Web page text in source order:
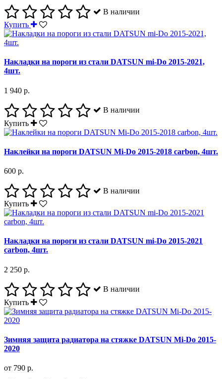
В наличии
Купить
Накладки на пороги из стали DATSUN mi-Do 2015-2021,
4шт.
1 940 р.
В наличии
Купить
Наклейки на пороги DATSUN Mi-Do 2015-2018 carbon, 4шт.
600 р.
В наличии
Купить
Накладки на пороги из стали DATSUN mi-Do 2015-2021
carbon, 4шт.
2 250 р.
В наличии
Купить
Зимняя защита радиатора на стяжке DATSUN Mi-Do 2015-
2020
от 790 р.